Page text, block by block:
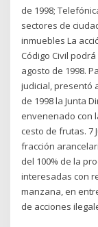
de 1998;
sectores de
inmuebles La
Código Civil
agosto de 1998.
judicial, presentó
de 1998 la Junta
envenenado con
cesto de frutas. 7
fracción
del 100% de la
interesadas con
manzana, en
de acciones